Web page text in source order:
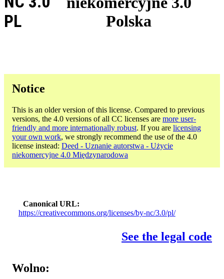
Polska
PL
Notice
This is an older version of this license. Compared to previous
versions, the 4.0 versions of all CC licenses are more user-
friendly and more internationally robust. If you are licensing
your own work, we strongly recommend the use of the 4.0
license instead: Deed - Uznanie autorstwa - Użycie
niekomercyjne 4.0 Międzynarodowa
Canonical URL
https://creativecommons.org/licenses/by-nc/3.0/pl/
See the legal code
Wolno: